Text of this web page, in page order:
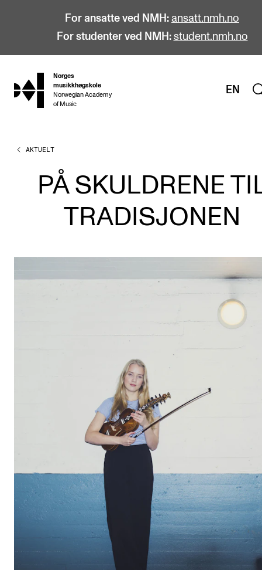
For ansatte ved NMH: ansatt.nmh.no
For studenter ved NMH: student.nmh.no
hjem
Norges
musikkhøgskole
Norwegian Academy
of Music
EN
STUDIER
Alle studier
Bachelor
Årsstudium og videreutdanning
Etterutdanning og kurs
Talentutvikling
Studentutvalet SUT (student.nmh.no)
FORSKNING
CERM
NordART
AKTUELT
PÅ SKULDRENE
TRADISJONEN